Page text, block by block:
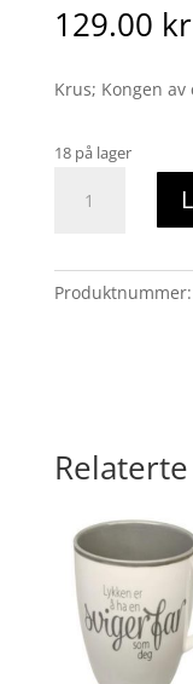
129.00 kr
Krus; Kongen
18 på lager
kongen
antall
Produktnummer: